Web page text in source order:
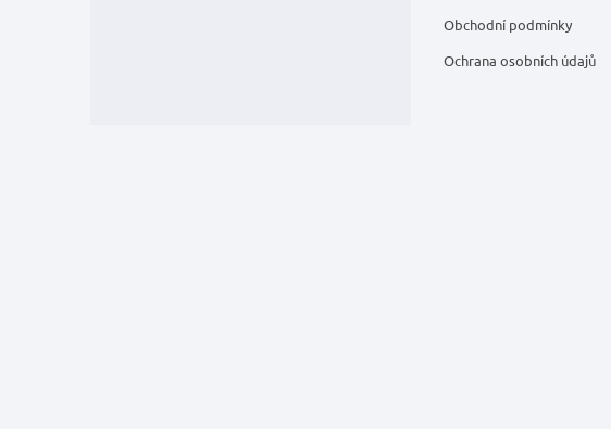
Obchodní podmínky
Ochrana osobních údajů